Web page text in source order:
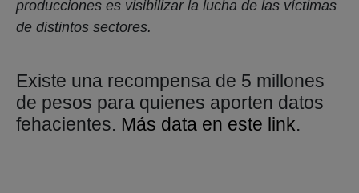
producciones es visibilizar la lucha de las víctimas
de distintos sectores.
Existe una recompensa de 5 millones
de pesos para quienes aporten datos
fehacientes. Más data en este link.